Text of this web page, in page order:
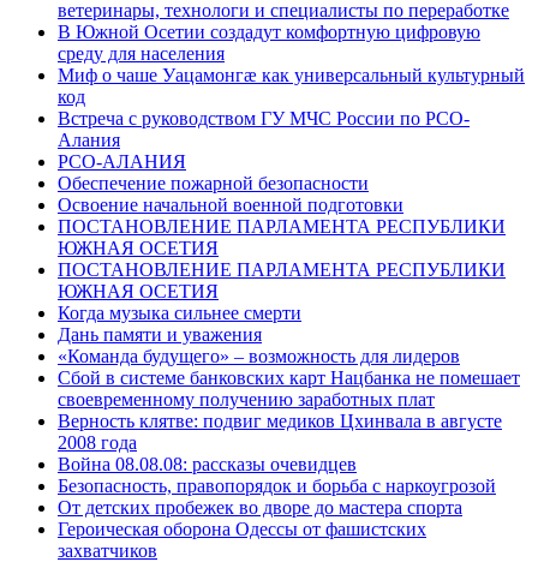
ветеринары, технологи и специалисты по переработке
В Южной Осетии создадут комфортную цифровую
среду для населения
Миф о чаше Уацамонгæ как универсальный культурный
код
Встреча с руководством ГУ МЧС России по РСО-
Алания
РСО-АЛАНИЯ
Обеспечение пожарной безопасности
Освоение начальной военной подготовки
ПОСТАНОВЛЕНИЕ ПАРЛАМЕНТА РЕСПУБЛИКИ
ЮЖНАЯ ОСЕТИЯ
ПОСТАНОВЛЕНИЕ ПАРЛАМЕНТА РЕСПУБЛИКИ
ЮЖНАЯ ОСЕТИЯ
Когда музыка сильнее смерти
Дань памяти и уважения
«Команда будущего» – возможность для лидеров
Сбой в системе банковских карт Нацбанка не помешает
своевременному получению заработных плат
Верность клятве: подвиг медиков Цхинвала в августе
2008 года
Война 08.08.08: рассказы очевидцев
Безопасность, правопорядок и борьба с наркоугрозой
От детских пробежек во дворе до мастера спорта
Героическая оборона Одессы от фашистских
захватчиков